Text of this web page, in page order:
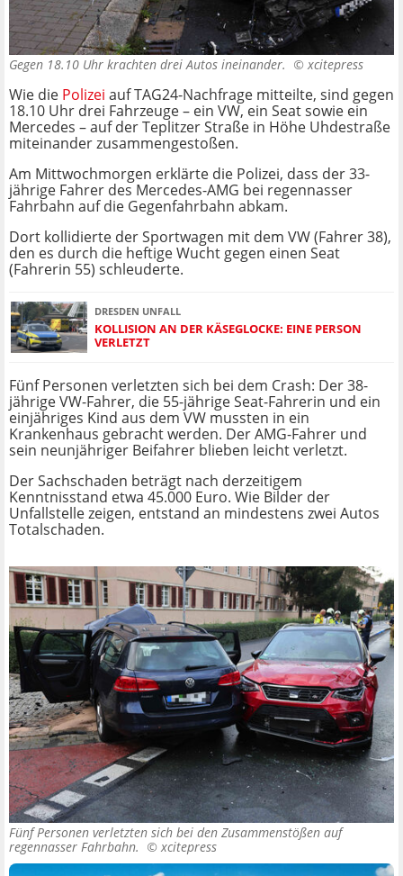
Gegen 18.10 Uhr krachten drei Autos ineinander. © xcitepress
Wie die Polizei auf TAG24-Nachfrage mitteilte, sind gegen
18.10 Uhr drei Fahrzeuge – ein VW, ein Seat sowie ein
Mercedes – auf der Teplitzer Straße in Höhe Uhdestraße
miteinander zusammengestoßen.
Am Mittwochmorgen erklärte die Polizei, dass der 33-
jährige Fahrer des Mercedes-AMG bei regennasser
Fahrbahn auf die Gegenfahrbahn abkam.
Dort kollidierte der Sportwagen mit dem VW (Fahrer 38),
den es durch die heftige Wucht gegen einen Seat
(Fahrerin 55) schleuderte.
DRESDEN UNFALL
KOLLISION AN DER KÄSEGLOCKE: EINE PERSON
VERLETZT
Fünf Personen verletzten sich bei dem Crash: Der 38-
jährige VW-Fahrer, die 55-jährige Seat-Fahrerin und ein
einjähriges Kind aus dem VW mussten in ein
Krankenhaus gebracht werden. Der AMG-Fahrer und
sein neunjähriger Beifahrer blieben leicht verletzt.
Der Sachschaden beträgt nach derzeitigem
Kenntnisstand etwa 45.000 Euro. Wie Bilder der
Unfallstelle zeigen, entstand an mindestens zwei Autos
Totalschaden.
Fünf Personen verletzten sich bei den Zusammenstößen auf
regennasser Fahrbahn. © xcitepress